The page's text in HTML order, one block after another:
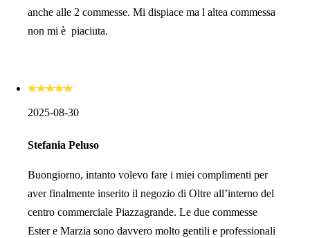
anche alle 2 commesse. Mi dispiace ma l altea commessa
non mi è piaciuta.
2025-08-30
Stefania Peluso
Buongiorno, intanto volevo fare i miei complimenti per
aver finalmente inserito il negozio di Oltre all’interno del
centro commerciale Piazzagrande. Le due commesse
Ester e Marzia sono davvero molto gentili e professionali